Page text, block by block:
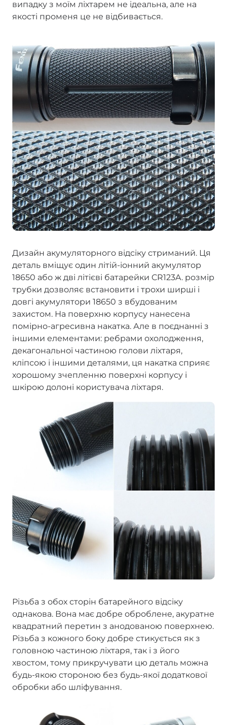
випадку з моїм ліхтарем не ідеальна, але на
якості променя це не відбивається.
Дизайн акумуляторного відсіку стриманий. Ця
деталь вміщує один літій-іонний акумулятор
18650 або ж дві літієві батарейки CR123A. розмір
трубки дозволяє встановити і трохи ширші і
довгі акумулятори 18650 з вбудованим
захистом. На поверхню корпусу нанесена
помірно-агресивна накатка. Але в поєднанні з
іншими елементами: ребрами охолодження,
декагональної частиною голови ліхтаря,
кліпсою і іншими деталями, ця накатка сприяє
хорошому зчепленню поверхні корпусу і
шкірою долоні користувача ліхтаря.
Різьба з обох сторін батарейного відсіку
однакова. Вона має добре оброблене, акуратне
квадратний перетин з анодованою поверхнею.
Різьба з кожного боку добре стикується як з
головною частиною ліхтаря, так і з його
хвостом, тому прикручувати цю деталь можна
будь-якою стороною без будь-якої додаткової
обробки або шліфування.